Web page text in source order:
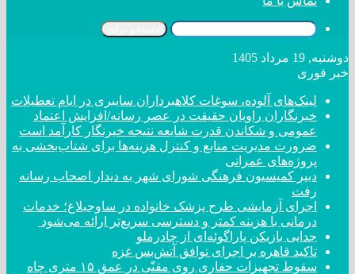
دوشنبه, 19 مرداد 1405
خبر فوری
لینک‌های آلوده، سوغات کلاهبرداران سایبری در ایام تعطیلات
خبرنگاران راویان حقیقت در عصر رسانه/افزایش اعتماد
عمومی و شکاندن قدرت شایعه نتیجه خبرنگار کارآمد است
ضرورت مدیریت منابع و کنترل هزینه‌ها برای شتاب‌بخشی به
پروژه‌های عمرانی
دبیر کمیسیون فرهنگی شورای شهر به دیدار اصحاب رسانه
رفت
اجرای آزمایشی طرح پزشک خانواده در ساوجبلاغ؛ خدمات
درمانی با هزینه کمتر و دسترسی سریع‌تر ارائه می‌شود
جدایی بازیکن پاراگوئه‌ای از چادرملو
تاکید قاهره بر اجرای توافق آتش‌بس غزه
سقوط تجهیزات حفاری روی مقنّی در عمق ۱۵ متری چاه